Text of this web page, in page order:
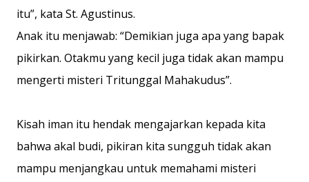
itu”, kata St. Agustinus.
Anak itu menjawab: “Demikian juga apa yang bapak
pikirkan. Otakmu yang kecil juga tidak akan mampu
mengerti misteri Tritunggal Mahakudus”.
Kisah iman itu hendak mengajarkan kepada kita
bahwa akal budi, pikiran kita sungguh tidak akan
mampu menjangkau untuk memahami misteri